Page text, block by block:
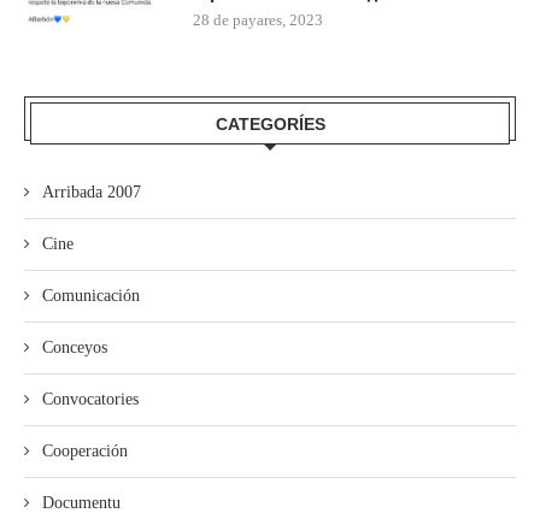
28 de payares, 2023
CATEGORÍES
Arribada 2007
Cine
Comunicación
Conceyos
Convocatories
Cooperación
Documentu